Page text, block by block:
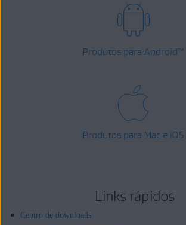
Produtos para Android™
Produtos para Mac e iOS
Links rápidos
Centro de downloads